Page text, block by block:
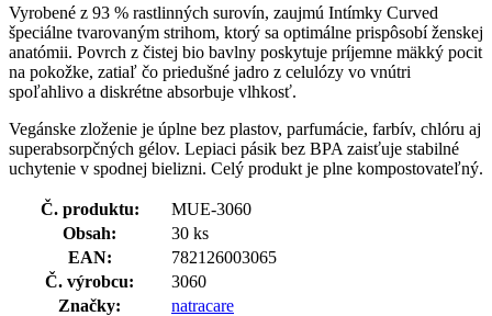
Vyrobené z 93 % rastlinných surovín, zaujmú Intímky Curved
špeciálne tvarovaným strihom, ktorý sa optimálne prispôsobí ženskej
anatómii. Povrch z čistej bio bavlny poskytuje príjemne mäkký pocit
na pokožke, zatiaľ čo priedušné jadro z celulózy vo vnútri
spoľahlivo a diskrétne absorbuje vlhkosť.
Vegánske zloženie je úplne bez plastov, parfumácie, farbív, chlóru aj
superabsorpčných gélov. Lepiaci pásik bez BPA zaisťuje stabilné
uchytenie v spodnej bielizni. Celý produkt je plne kompostovateľný.
Č. produktu:
MUE-3060
Obsah:
30 ks
EAN:
782126003065
Č. výrobcu:
3060
Značky:
natracare